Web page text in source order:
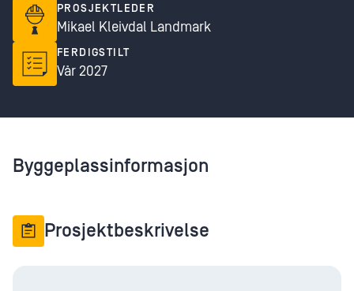
PROSJEKTLEDER
Mikael Kleivdal Landmark
FERDIGSTILT
Vår 2027
Byggeplassinformasjon
Prosjektbeskrivelse